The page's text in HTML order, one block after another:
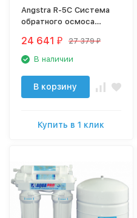
Angstra R-5C Система
обратного осмоса
Класса
24 641 ₽ 27 379 ₽
В наличии
В корзину
Купить в 1 клик